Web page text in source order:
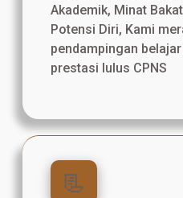
Akademik, Minat
Potensi Diri, Kami
pendampingan
prestasi lulus CPNS
📃